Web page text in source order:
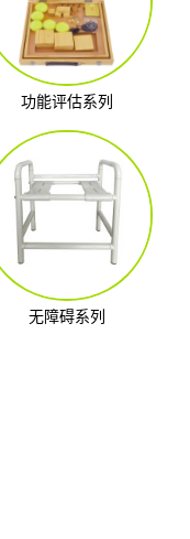
功能评估系列
无障碍系列